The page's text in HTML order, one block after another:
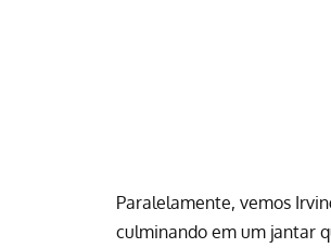
Paralelamente, vemos
culminando em um jantar